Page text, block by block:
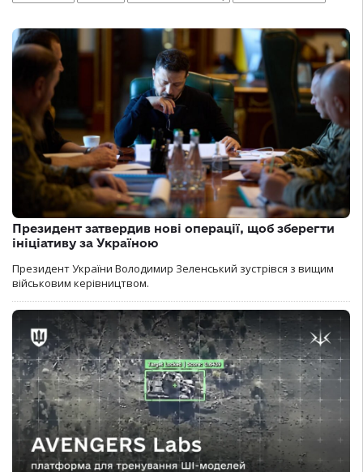
Президент затвердив нові операції, щоб зберегти
ініціативу за Україною
Президент України Володимир Зеленський зустрівся з вищим
військовим керівництвом.